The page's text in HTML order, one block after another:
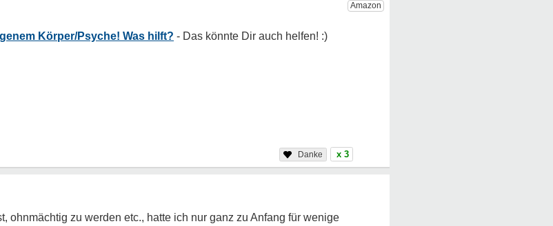
Körper/Psyche! Was hilft?
x 3
ohnmächtig zu werden etc., hatte ich nur ganz zu Anfang für wenige